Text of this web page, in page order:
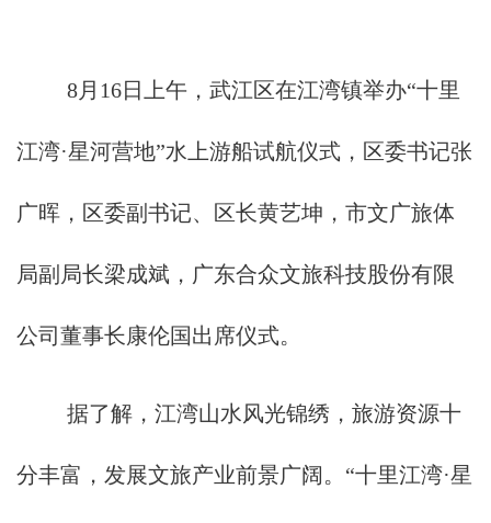
8月16日上午，武江区在江湾镇举办“十里
江湾·星河营地”水上游船试航仪式，区委书记张
广晖，区委副书记、区长黄艺坤，市文广旅体
局副局长梁成斌，广东合众文旅科技股份有限
公司董事长康伦国出席仪式。
据了解，江湾山水风光锦绣，旅游资源十
分丰富，发展文旅产业前景广阔。“十里江湾·星